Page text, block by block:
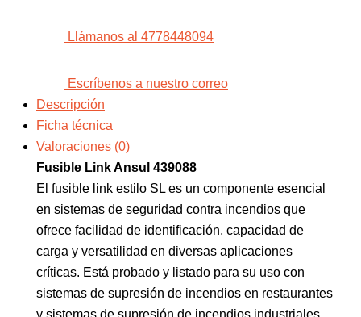
Llámanos al 4778448094
Escríbenos a nuestro correo
Descripción
Ficha técnica
Valoraciones (0)
Fusible Link Ansul 439088
El fusible link estilo SL es un componente esencial
en sistemas de seguridad contra incendios que
ofrece facilidad de identificación, capacidad de
carga y versatilidad en diversas aplicaciones
críticas. Está probado y listado para su uso con
sistemas de supresión de incendios en restaurantes
y sistemas de supresión de incendios industriales